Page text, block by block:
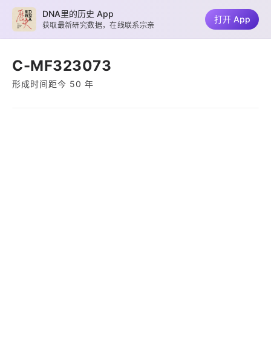
C-MF323073
形成时间距今 50 年
DNA里的历史 App
获取最新研究数据，在线联系宗亲
打开 App